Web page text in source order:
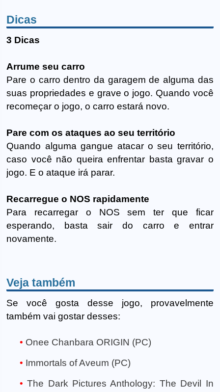
Dicas
3 Dicas
Arrume seu carro
Pare o carro dentro da garagem de alguma das
suas propriedades e grave o jogo. Quando você
recomeçar o jogo, o carro estará novo.
Pare com os ataques ao seu território
Quando alguma gangue atacar o seu território,
caso você não queira enfrentar basta gravar o
jogo. E o ataque irá parar.
Recarregue o NOS rapidamente
Para recarregar o NOS sem ter que ficar
esperando, basta sair do carro e entrar
novamente.
Veja também
Se você gosta desse jogo, provavelmente
também vai gostar desses:
Onee Chanbara ORIGIN (PC)
Immortals of Aveum (PC)
The Dark Pictures Anthology: The Devil In